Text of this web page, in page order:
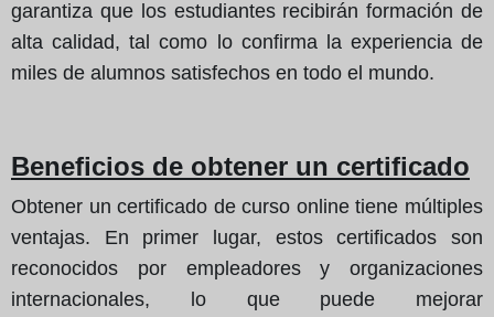
garantiza que los estudiantes recibirán formación de
alta calidad, tal como lo confirma la experiencia de
miles de alumnos satisfechos en todo el mundo.
Beneficios de obtener un certificado
Obtener un certificado de curso online tiene múltiples
ventajas. En primer lugar, estos certificados son
reconocidos por empleadores y organizaciones
internacionales, lo que puede mejorar